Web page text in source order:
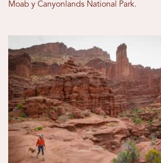
Moab y Canyonlands National Park.